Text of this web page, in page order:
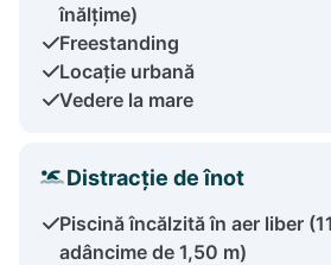
înălțime)
Freestanding
Locație urbană
Vedere la mare
Distracție de înot
Piscină încălzită în aer liber
adâncime de 1,50 m)